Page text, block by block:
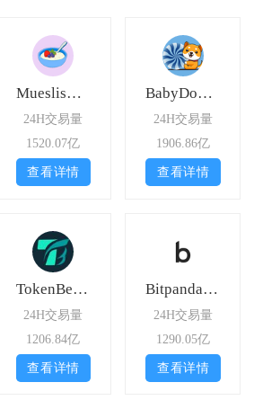
Muesliswap
24H交易量
1520.07亿
查看详情
BabyDogeSwap
24H交易量
1906.86亿
查看详情
TokenBetter
24H交易量
1206.84亿
查看详情
Bitpanda Global
24H交易量
1290.05亿
查看详情